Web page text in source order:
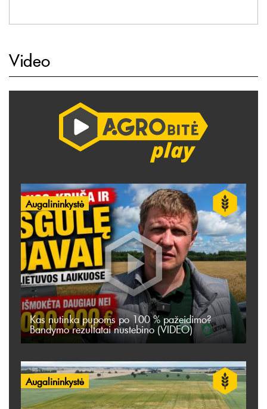
Video
Augalininkystė
Kas nutinka pupoms po 100 % pažeidimo?
Bandymo rezultatai nustebino (VIDEO)
Augalininkystė